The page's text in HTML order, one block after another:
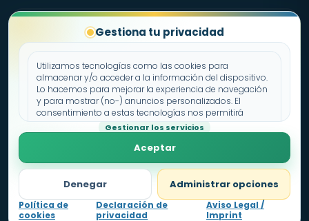
Gestiona tu privacidad
Utilizamos tecnologías como las cookies para
almacenar y/o acceder a la información del dispositivo.
Lo hacemos para mejorar la experiencia de navegación
y para mostrar (no-) anuncios personalizados. El
consentimiento a estas tecnologías nos permitirá
procesar datos como el comportamiento de
navegación o los ID's únicos en este sitio. No consentir o
retirar el consentimiento, puede afectar negativamente a
Gestionar los servicios
Aceptar
Denegar Administrar opciones
Política de
cookies
Declaración de
privacidad
Aviso Legal /
Imprint
Sobre Fichas.es Contacto
Política de cookies
Declaración de privacidad
Aviso legal